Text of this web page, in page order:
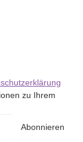
zu Ihrem
Abonnieren